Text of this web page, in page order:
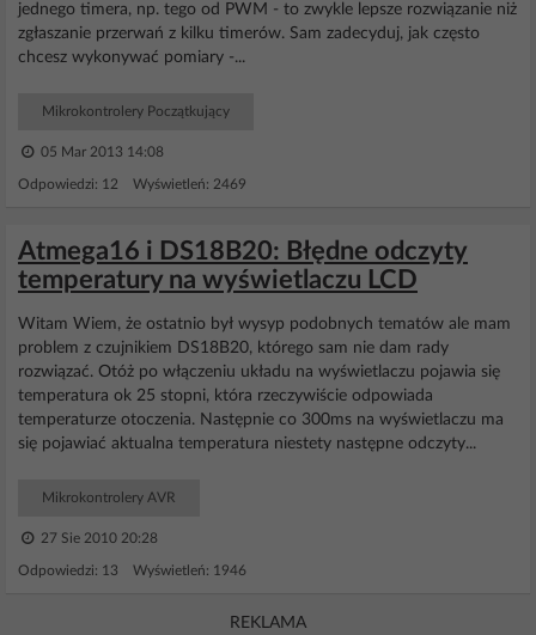
jednego timera, np. tego od PWM - to zwykle lepsze rozwiązanie niż
zgłaszanie przerwań z kilku timerów. Sam zadecyduj, jak często
chcesz wykonywać pomiary -...
Mikrokontrolery Początkujący
05 Mar 2013 14:08
Odpowiedzi: 12 Wyświetleń: 2469
Atmega16 i DS18B20: Błędne odczyty
temperatury na wyświetlaczu LCD
Witam Wiem, że ostatnio był wysyp podobnych tematów ale mam
problem z czujnikiem DS18B20, którego sam nie dam rady
rozwiązać. Otóż po włączeniu układu na wyświetlaczu pojawia się
temperatura ok 25 stopni, która rzeczywiście odpowiada
temperaturze otoczenia. Następnie co 300ms na wyświetlaczu ma
się pojawiać aktualna temperatura niestety następne odczyty...
Mikrokontrolery AVR
27 Sie 2010 20:28
Odpowiedzi: 13 Wyświetleń: 1946
REKLAMA